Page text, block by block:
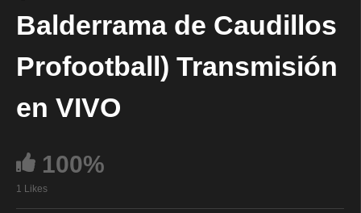
Balderrama de Caudillos
Profootball) Transmisión
en VIVO
100%
1 Likes